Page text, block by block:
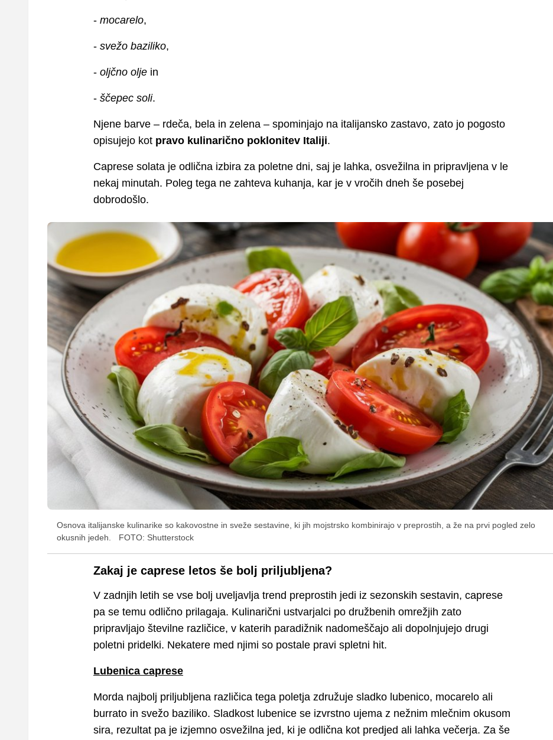
- mocarelo,
- svežo baziliko,
- oljčno olje in
- ščepec soli.
Njene barve – rdeča, bela in zelena – spominjajo na italijansko zastavo, zato jo pogosto
opisujejo kot pravo kulinarično poklonitev Italiji.
Caprese solata je odlična izbira za poletne dni, saj je lahka, osvežilna in pripravljena v le
nekaj minutah. Poleg tega ne zahteva kuhanja, kar je v vročih dneh še posebej
dobrodošlo.
Osnova italijanske kulinarike so kakovostne in sveže sestavine, ki jih mojstrsko kombinirajo v preprostih, a že na prvi pogled zelo
okusnih jedeh.
FOTO: Shutterstock
Zakaj je caprese letos še bolj priljubljena?
V zadnjih letih se vse bolj uveljavlja trend preprostih jedi iz sezonskih sestavin, caprese
pa se temu odlično prilagaja. Kulinarični ustvarjalci po družbenih omrežjih zato
pripravljajo številne različice, v katerih paradižnik nadomeščajo ali dopolnjujejo drugi
poletni pridelki. Nekatere med njimi so postale pravi spletni hit.
Lubenica caprese
Morda najbolj priljubljena različica tega poletja združuje sladko lubenico, mocarelo ali
burrato in svežo baziliko. Sladkost lubenice se izvrstno ujema z nežnim mlečnim okusom
sira, rezultat pa je izjemno osvežilna jed, ki je odlična kot predjed ali lahka večerja. Za še